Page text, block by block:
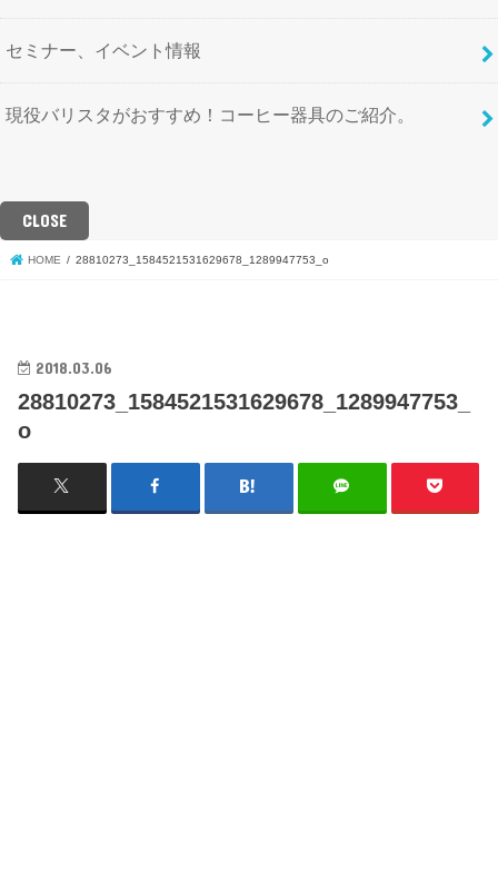
セミナー、イベント情報
現役バリスタがおすすめ！コーヒー器具のご紹介。
CLOSE
HOME 28810273_1584521531629678_1289947753_o
2018.03.06
28810273_1584521531629678_1289947753_
o